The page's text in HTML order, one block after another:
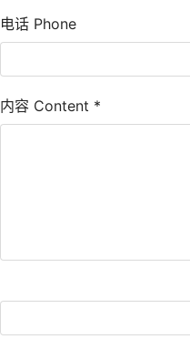
电话 Phone
内容 Content *